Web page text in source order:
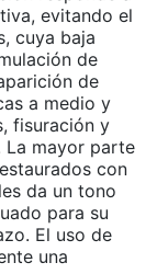
evitando el
cuya baja
de
de
a medio y
fisuración y
mayor parte
con
da un tono
para su
El uso de
una